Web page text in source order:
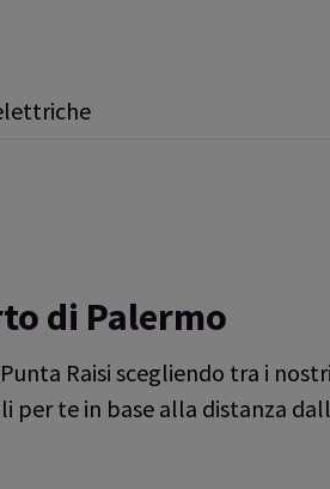
di Palermo
Raisi scegliendo tra i
per te in base alla distanza